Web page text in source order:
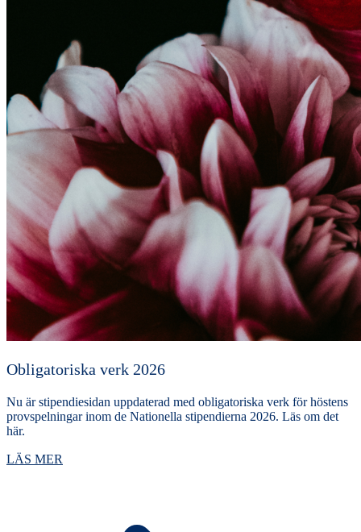
Obligatoriska verk 2026
Nu är stipendiesidan uppdaterad med obligatoriska verk för höstens
provspelningar inom de Nationella stipendierna 2026. Läs om det
här.
LÄS MER